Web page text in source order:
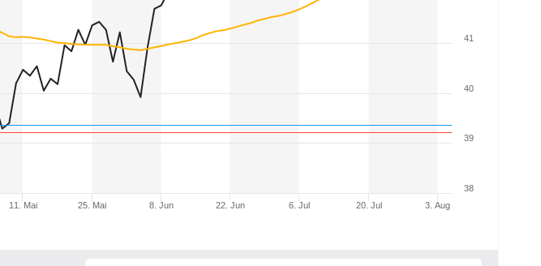
11. Mai 25. Mai 8. Jun 22. Jun 6. Jul 20. Jul 3. Aug
38
39
40
41